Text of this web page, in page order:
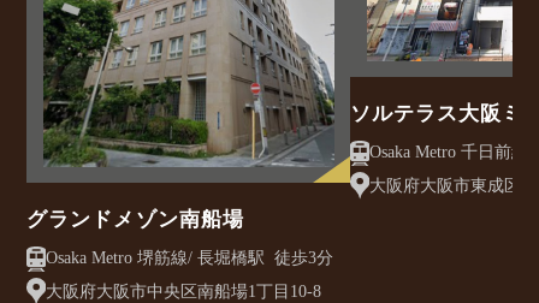
グランドメゾン南船場
Osaka Metro 堺筋線/ 長堀橋駅 徒歩3分
大阪府大阪市中央区南船場1丁目10-8
ソルテラス大阪ミ
クレアスト
大阪府大阪市東成区